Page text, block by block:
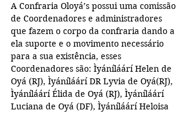
A Confraria Oloyá’s possui uma comissão
de Coordenadores e administradores
que fazem o corpo da confraria dando a
ela suporte e o movimento necessário
para a sua existência, esses
Coordenadores são: Ìyáníláárí Helen de
Oyá (RJ), Ìyáníláárí DR Lyvia de Oyá(RJ),
Ìyáníláárí Élida de Oyá (RJ), Ìyáníláárí
Luciana de Oyá (DF), Ìyáníláárí Heloisa